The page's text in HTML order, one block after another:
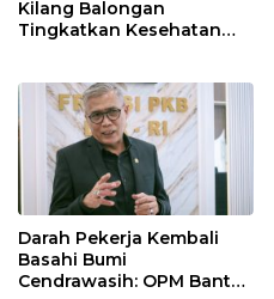
Kilang Balongan
Tingkatkan Kesehatan
Rutin dan Edukasi
Perawatan Gigi
Darah Pekerja Kembali
Basahi Bumi
Cendrawasih: OPM Bantai